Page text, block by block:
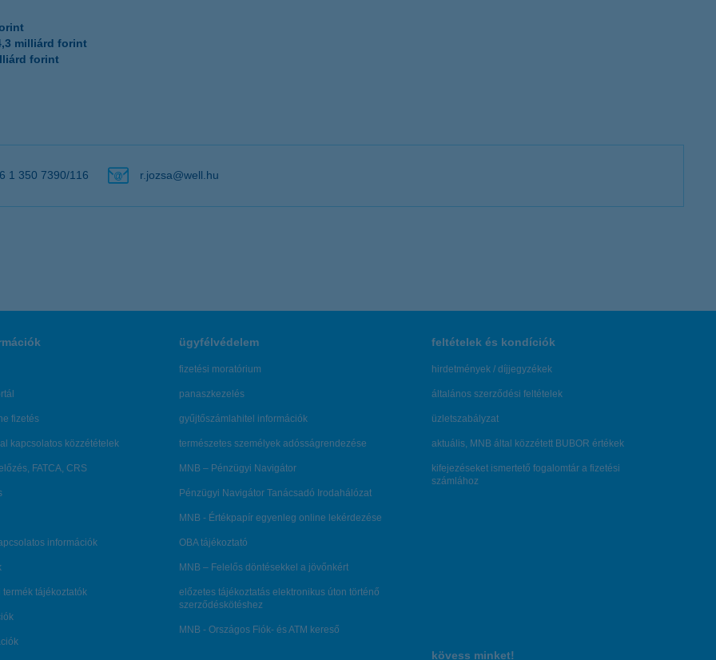
milliárd forint
forint
1 350 7390/116 r.jozsa@well.hu
fizetés
kapcsolatos közzétételek
FATCA, CRS
információk
termék tájékoztatók
ügyfélvédelem
fizetési moratórium
panaszkezelés
gyűjtőszámlahitel információk
természetes személyek adósságrendezése
MNB – Pénzügyi Navigátor
Pénzügyi Navigátor Tanácsadó Irodahálózat
MNB - Értékpapír egyenleg online lekérdezése
OBA tájékoztató
MNB – Felelős döntésekkel a jövőnkért
előzetes tájékoztatás elektronikus úton történő
szerződéskötéshez
MNB - Országos Fiók- és ATM kereső
feltételek és kondíciók
hirdetmények / díjjegyzékek
általános szerződési feltételek
üzletszabályzat
aktuális, MNB által közzétett BUBOR értékek
kifejezéseket ismertető fogalomtár a fizetési
számlához
kövess minket!